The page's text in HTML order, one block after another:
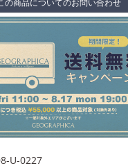
の商品についてのお問い合わせ
U-0227